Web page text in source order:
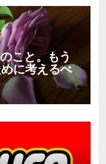
こと。もう
に考えるべ